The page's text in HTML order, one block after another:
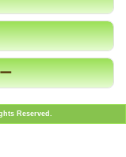
Reserved.